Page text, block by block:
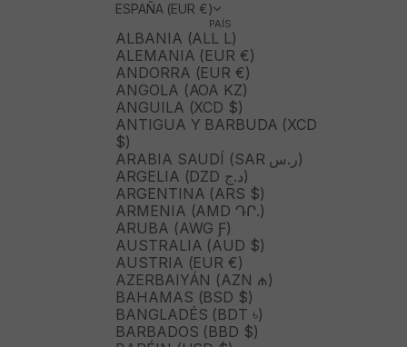
ESPAÑA (EUR €)
PAÍS
ALBANIA (ALL L)
ALEMANIA (EUR €)
ANDORRA (EUR €)
ANGOLA (AOA KZ)
ANGUILA (XCD $)
ANTIGUA Y BARBUDA (XCD
$)
ARABIA SAUDÍ (SAR ر.س)
ARGELIA (DZD د.ج)
ARGENTINA (ARS $)
ARMENIA (AMD ԴՐ.)
ARUBA (AWG Ƒ)
AUSTRALIA (AUD $)
AUSTRIA (EUR €)
AZERBAIYÁN (AZN ₼)
BAHAMAS (BSD $)
BANGLADÉS (BDT ৳)
BARBADOS (BBD $)